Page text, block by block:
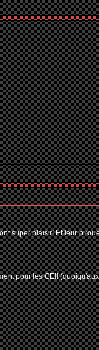
super plaisir! Et leur
pour les CE!!